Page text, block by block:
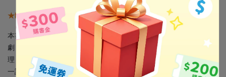
★幽默故事蘊藏深刻哲理，耐讀耐回味
本書的故事輕快、內容幽默，彷彿在觀看一齣活靈活現的紙上喜
劇，但細細思考之後，卻能從看似輕鬆的故事中咀嚼出深刻的道
理，而且每一次閱讀，領悟到的心得或許都會有所不同，所以值得
一讀再讀、反覆體會。